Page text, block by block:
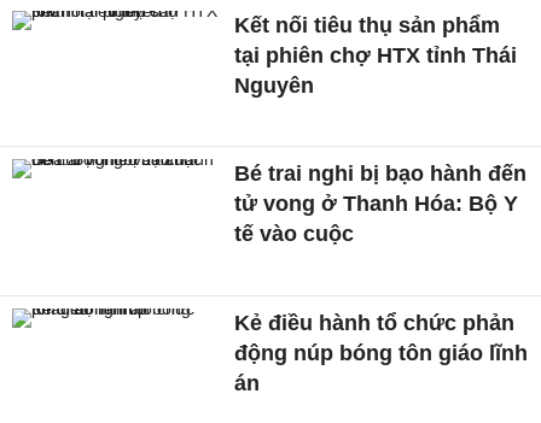
Kết nối tiêu thụ sản phẩm
tại phiên chợ HTX tỉnh Thái
Nguyên
Bé trai nghi bị bạo hành đến
tử vong ở Thanh Hóa: Bộ Y
tế vào cuộc
Kẻ điều hành tổ chức phản
động núp bóng tôn giáo lĩnh
án